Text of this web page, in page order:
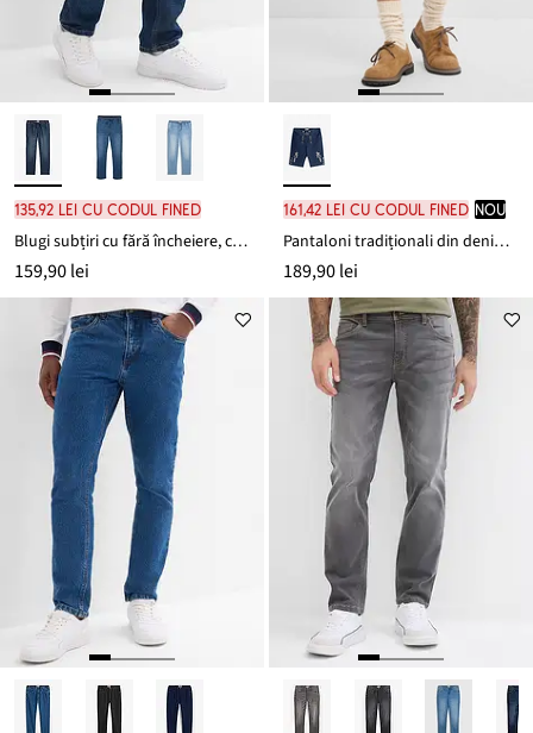
135,92 lei cu codul FINED
Blugi subțiri cu fără încheiere, cu talie elastică, stretch, Regular Fit, Straight
159,90 lei
161,42 lei cu codul FINED nou
Pantaloni tradiționali din denim casual cu talie comodă
189,90 lei